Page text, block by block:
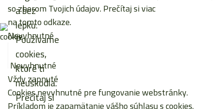
a bez
lepku.
Používame
cookies,
ktoré ti
neuškodia.
Prečítaj si
so zberom Tvojich údajov. Prečítaj si viac
na tomto odkaze.
Nevyhnutné
Nevyhnutné
Vždy zapnuté
Cookies nevyhnutné pre fungovanie webstránky.